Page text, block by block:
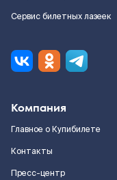
Сервис билетных лазеек
Компания
Главное о Купибилете
Контакты
Пресс-центр